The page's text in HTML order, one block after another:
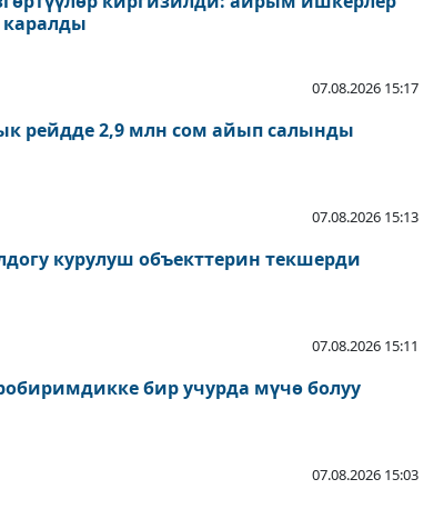
07.08.2026 15:17
рейдде 2,9 млн сом айып салынды
07.08.2026 15:13
курулуш объекттерин текшерди
07.08.2026 15:11
бир учурда мүчө болуу
07.08.2026 15:03